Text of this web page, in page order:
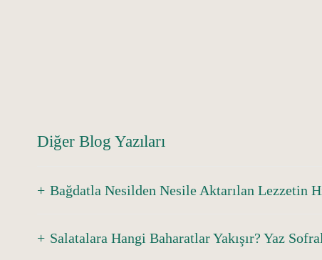
Diğer Blog Yazıları
Bağdatla Nesilden Nesile Aktarılan Lezzetin
Salatalara Hangi Baharatlar Yakışır? Yaz